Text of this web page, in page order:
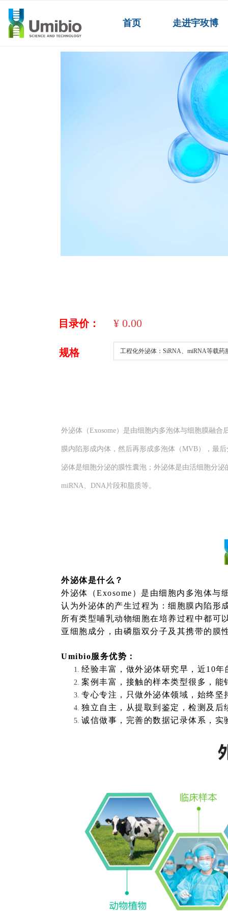
首页 走进宇玫博
ꄲ 外泌体服务
外泌体（Exosome）是由细胞内多泡体与细胞膜融
膜内陷形成内体，然后再形成多泡体（MVB），最
泌体是细胞分泌的膜性囊泡；外泌体是由活细胞分
miRNA、DNA片段和脂质等。
外泌体是什么？
外泌体（Exosome）是由细胞内多泡体与
认为外泌体的产生过程为：细胞膜内陷形
所有类型哺乳动物细胞在培养过程中都可
亚细胞成分，由磷脂双分子及其携带的膜
Umibio服务优势：
经验丰富，做外泌体研究早，近10年
案例丰富，接触的样本类型很多，能
专心专注，只做外泌体领域，始终坚
独立自主，从提取到鉴定，检测及后
诚信做事，完善的数据记录体系，实
目录价： ¥ 0.00
规格 工程化外泌体：SiRNA、miRNA等载药